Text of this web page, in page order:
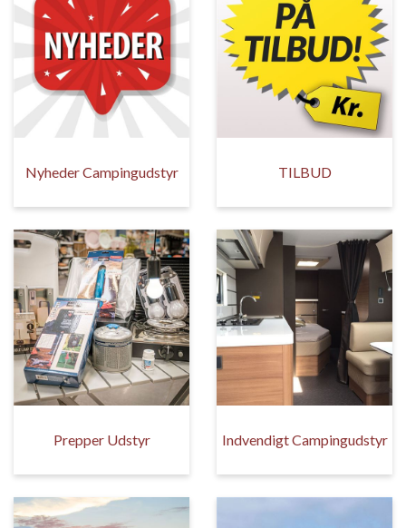
Nyheder Campingudstyr TILBUD
Prepper Udstyr Indvendigt Campingudstyr